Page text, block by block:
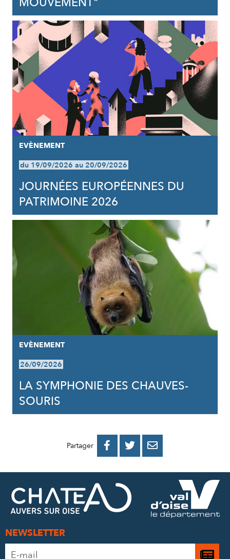
EVÈNEMENT
du 19/09/2026 au 20/09/2026
JOURNÉES EUROPÉENNES DU
PATRIMOINE 2026
EVÈNEMENT
26/09/2026
LA SYMPHONIE DES CHAUVES-
SOURIS
Partager 
PARTAGER
FACEBOOK
PARTAGER
PARTAGER
MAIL
NEWSLETTER
Adresse
Je